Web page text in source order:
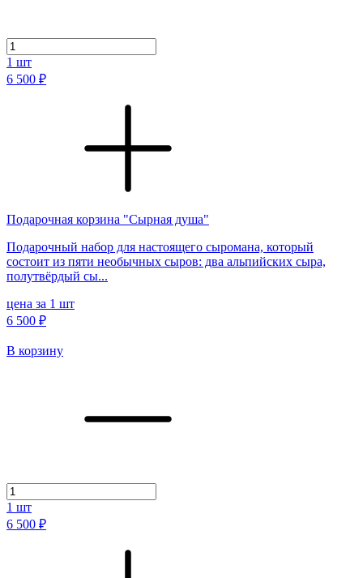
1 шт
6 500 ₽
Подарочная корзина "Сырная душа"
Подарочный набор для настоящего сыромана, который
состоит из пяти необычных сыров: два альпийских сыра,
полутвёрдый сы...
цена за 1 шт
6 500 ₽
В корзину
1 шт
6 500 ₽